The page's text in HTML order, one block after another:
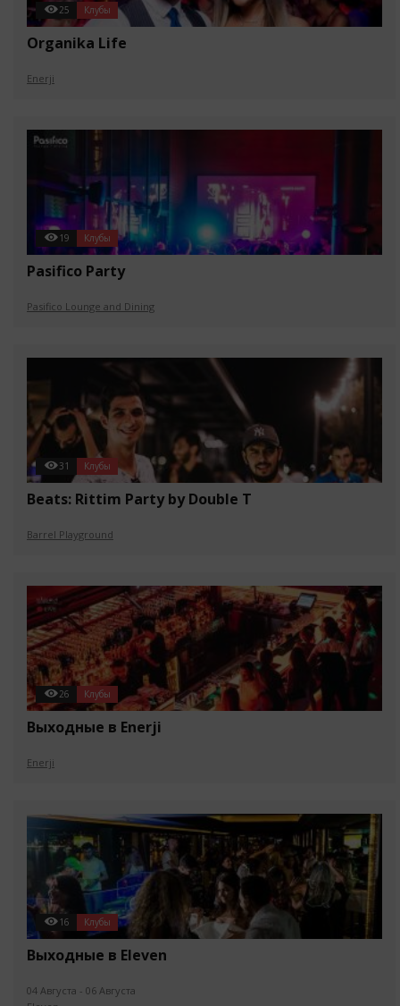
25 Клубы
Organika Life
Enerji
19 Клубы
Pasifico Party
Pasifico Lounge and Dining
31 Клубы
Beats: Rittim Party by Double T
Barrel Playground
26 Клубы
Выходные в Enerji
Enerji
16 Клубы
Выходные в Eleven
04 Августа - 06 Августа